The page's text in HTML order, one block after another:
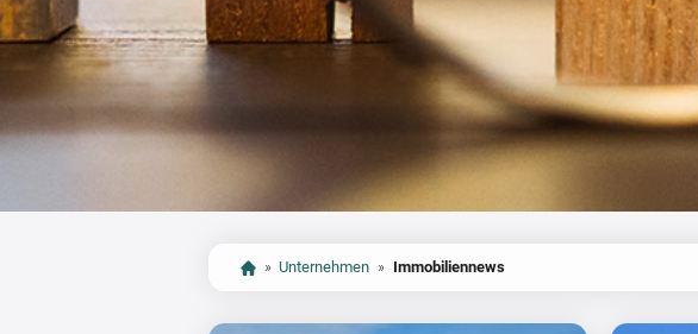
» Unternehmen » Immobiliennews